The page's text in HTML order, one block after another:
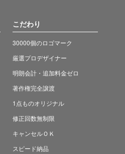
こだわり
30000個のロゴマーク
厳選プロデザイナー
明朗会計・追加料金ゼロ
著作権完全譲渡
1点ものオリジナル
修正回数無制限
キャンセルＯＫ
スピード納品